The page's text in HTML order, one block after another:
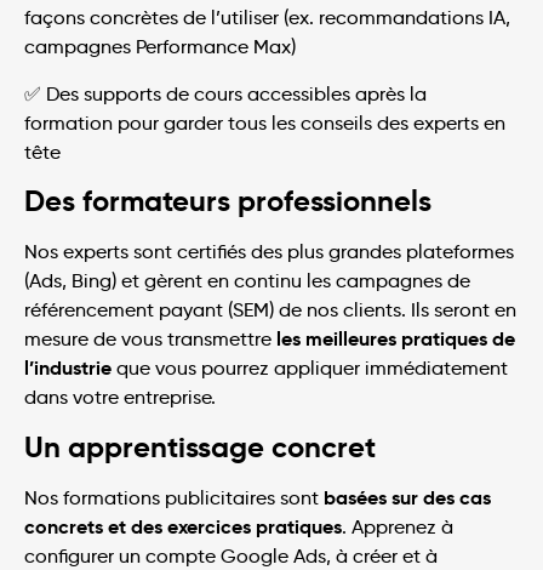
façons concrètes de l’utiliser (ex. recommandations IA,
campagnes Performance Max)
✅ Des supports de cours accessibles après la
formation pour garder tous les conseils des experts en
tête
Des formateurs professionnels
Nos experts sont certifiés des plus grandes plateformes
(Ads, Bing) et gèrent en continu les campagnes de
référencement payant (SEM) de nos clients. Ils seront en
mesure de vous transmettre les meilleures pratiques de
l’industrie que vous pourrez appliquer immédiatement
dans votre entreprise.
Un apprentissage concret
Nos formations publicitaires sont basées sur des cas
concrets et des exercices pratiques. Apprenez à
configurer un compte Google Ads, à créer et à